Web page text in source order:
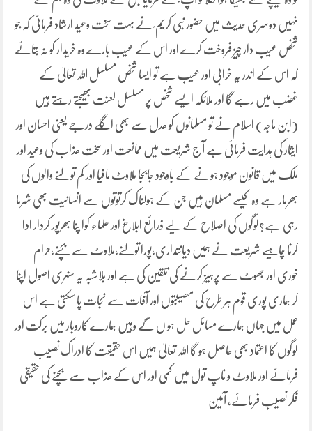
نہیں دوسری حدیث میں حضور نبی کریم ؐ نے بہت سخت وعید ارشاد فرمائی کہ جو
شخص عیب دار چیز فروخت کرے اور اس کے عیب بارے وہ خریدار کو نہ بتائے
کہ اس کے اندر یہ خرابی اور عیب ہے تو ایسا شخص مسلسل اللہ تعالیٰ کے
غضب میں رہے گا اور ملائکہ ایسے شخص پر مسلسل لعنت بھیجتے رہتے ہیں
(ابن ماجہ) اسلام نے تو مسلمانوں کو عدل سے بھی اگلے درجے یعنی احسان اور
ایثار کی ہدایت فرمائی ہے آج شریعت میں ممانعت اور سخت عذاب کی وعید اور
ملک میں قانون موجود ہونے کے باوجود جابجا ملاوٹ مافیا اور کم تولنے والوں کی
بھرمار ہے وہ کیسے مسلمان ہیں جن کے ہولناک کرتوتوں سے انسانیت بھی شرما
رہی ہے؟لوگوں کی اصلاح کے لیے ذرائع ابلاغ اور علماء کوا پنا بھرپور کردار ادا
کرنا چاہیے شریعت نے ہمیں دیانتداری،پورا تولنے،ملاوٹ سے بچنے،حرام
خوری اور جھوٹ سے پرہیز کرنے کی تلقین کی ہے اور بلاشبہ یہ سنہری اصول اپنا
کر ہماری پوری قوم ہر طرح کی مصیبتوں اور آفات سے نجات پا سکتی ہے اس
عمل میں جہاں ہمارے مسائل حل ہو ں گے وہیں ہمارے کاروبار میں برکت اور
لوگوں کا اعتماد بھی حاصل ہو گا اللہ تعالیٰ ہمیں اس حقیقت کا ادراک نصیب
فرمائے اور ملاوٹ و ناپ تول میں کمی اور اس کے عذاب سے بچنے کی حقیقی
فکر نصیب فرمائے، آمین